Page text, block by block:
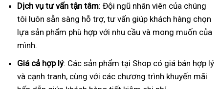
Dịch vụ tư vấn tận tâm: Đội ngũ nhân viên của chúng
tôi luôn sẵn sàng hỗ trợ, tư vấn giúp khách hàng chọn
lựa sản phẩm phù hợp với nhu cầu và mong muốn của
mình.
Giá cả hợp lý: Các sản phẩm tại Shop có giá bán hợp lý
và cạnh tranh, cùng với các chương trình khuyến mãi